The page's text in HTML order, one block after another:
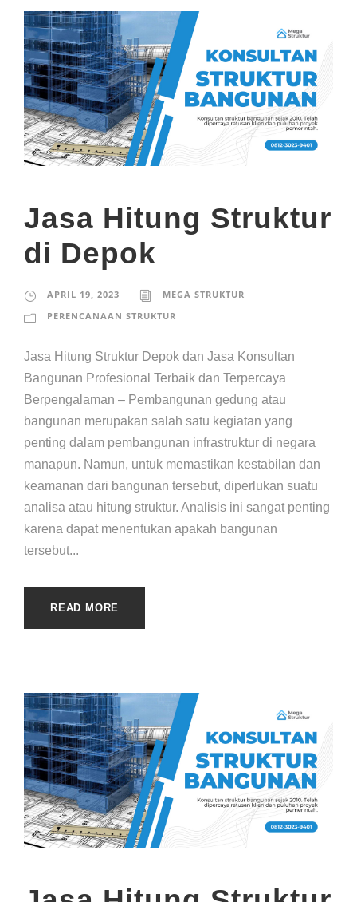
Jasa Hitung Struktur
di Depok
APRIL 19, 2023
MEGA STRUKTUR
PERENCANAAN STRUKTUR
Jasa Hitung Struktur Depok dan Jasa Konsultan
Bangunan Profesional Terbaik dan Terpercaya
Berpengalaman – Pembangunan gedung atau
bangunan merupakan salah satu kegiatan yang
penting dalam pembangunan infrastruktur di negara
manapun. Namun, untuk memastikan kestabilan dan
keamanan dari bangunan tersebut, diperlukan suatu
analisa atau hitung struktur. Analisis ini sangat penting
karena dapat menentukan apakah bangunan
tersebut...
READ MORE